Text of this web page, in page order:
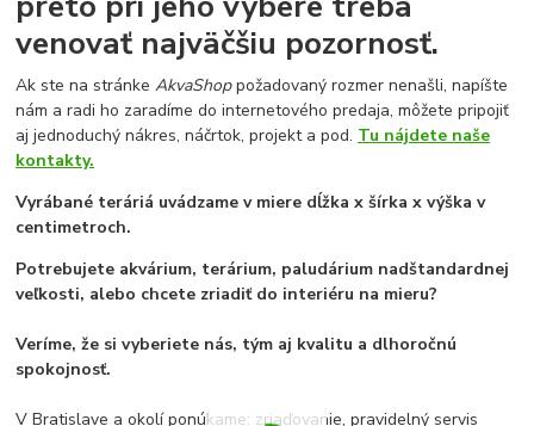
venovať najväčšiu pozornosť.
Ak ste na stránkeAkvaShoppožadovaný rozmer nenašli, napíšte
nám a radi ho zaradíme do internetového predaja, môžete pripojiť
aj jednoduchý nákres, náčrtok, projekt a pod. Tu nájdete naše
kontakty.
Vyrábané teráriá uvádzame v miere dĺžka x šírka x výška v
centimetroch.
Potrebujete akvárium, terárium, paludárium nadštandardnej
veľkosti, alebo chcete zriadiť do interiéru na mieru?
Veríme, že si vyberiete nás, tým aj kvalitu a dlhoročnú
spokojnosť.
V Bratislave a okolí ponúkame: zriaďovanie, pravidelný servis